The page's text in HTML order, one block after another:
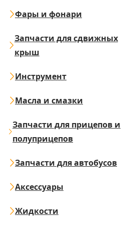
Фары и фонари
Запчасти для сдвижных
крыш
Инструмент
Масла и смазки
Запчасти для прицепов и
полуприцепов
Запчасти для автобусов
Аксессуары
Жидкости